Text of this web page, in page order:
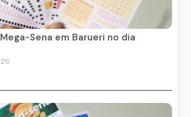
Sena em Barueri no dia